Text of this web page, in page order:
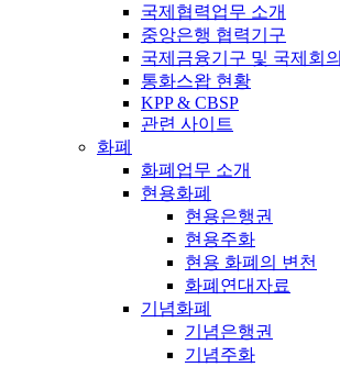
국제협력업무 소개
중앙은행 협력기구
국제금융기구 및 국제회
통화스왑 현황
KPP & CBSP
관련 사이트
화폐
화폐업무 소개
현용화폐
현용은행권
현용주화
현용 화폐의 변천
화폐연대자료
기념화폐
기념은행권
기념주화